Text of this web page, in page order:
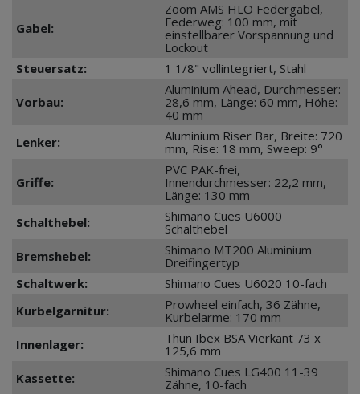
Gabel:
Zoom AMS HLO Federgabel,
Federweg: 100 mm, mit
einstellbarer Vorspannung und
Lockout
Steuersatz:
1 1/8" vollintegriert, Stahl
Vorbau:
Aluminium Ahead, Durchmesser:
28,6 mm, Länge: 60 mm, Höhe:
40 mm
Lenker:
Aluminium Riser Bar, Breite: 720
mm, Rise: 18 mm, Sweep: 9°
Griffe:
PVC PAK-frei,
Innendurchmesser: 22,2 mm,
Länge: 130 mm
Schalthebel:
Shimano Cues U6000
Schalthebel
Bremshebel:
Shimano MT200 Aluminium
Dreifingertyp
Schaltwerk:
Shimano Cues U6020 10-fach
Kurbelgarnitur:
Prowheel einfach, 36 Zähne,
Kurbelarme: 170 mm
Innenlager:
Thun Ibex BSA Vierkant 73 x
125,6 mm
Kassette:
Shimano Cues LG400 11-39
Zähne, 10-fach